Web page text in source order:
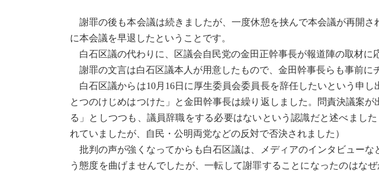
謝罪の後も本会議は続きましたが、一度休憩を挟んで本会議が再開さ
に本会議を早退したということです。
白石区議の代わりに、区議会自民党の金田正幹事長が報道陣の取材に
謝罪の文言は白石区議本人が用意したもので、金田幹事長らも事前に
白石区議からは10月16日に厚生委員会委員長を辞任したいという申
とつのけじめはつけた」と金田幹事長は繰り返しました。問責決議案
る」としつつも、議員辞職をする必要はないという認識だと述べまし
れていましたが、自民・公明両党などの反対で否決されました）
批判の声が強くなってからも白石区議は、メディアのインタビューな
う態度を曲げませんでしたが、一転して謝罪することになったのはな